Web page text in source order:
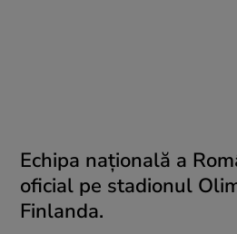
Echipa naţională a
oficial pe stadionul
Finlanda.